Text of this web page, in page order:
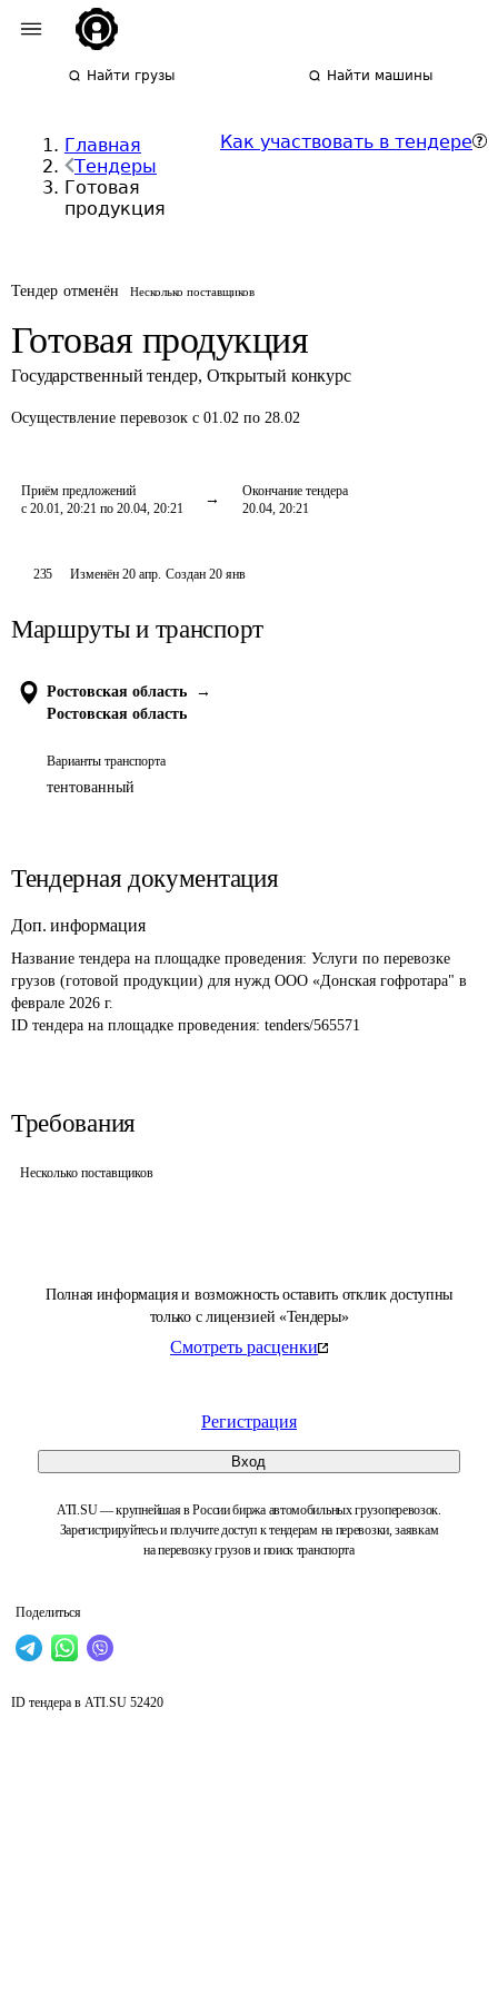
Найти грузы Найти машины
Главная
Тендеры
Готовая
продукция
Как участвовать в тендере
Тендер отменён Несколько поставщиков
Готовая продукция
Государственный тендер, Открытый конкурс
Осуществление перевозок с 01.02 по 28.02
Приём предложений
с 20.01, 20:21 по 20.04, 20:21
Окончание тендера
20.04, 20:21
Полная информация и возможность оставить отклик доступны
только с лицензией «Тендеры»
Смотреть расценки
Регистрация
Вход
ATI.SU — крупнейшая в России биржа автомобильных грузоперевозок.
Зарегистрируйтесь и получите доступ к тендерам на перевозки, заявкам
на перевозку грузов и поиск транспорта
Поделиться
235 Изменён20 апр. Создан 20 янв
Маршруты и транспорт
Ростовская область
→
Ростовская область
Варианты транспорта
тентованный
Тендерная документация
Доп. информация
Название тендера на площадке проведения: Услуги по перевозке
грузов (готовой продукции) для нужд ООО «Донская гофротара" в
феврале 2026 г.
ID тендера на площадке проведения: tenders/565571
Требования
Несколько поставщиков
ID тендера в ATI.SU 52420